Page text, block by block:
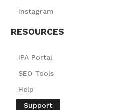
Instagram
RESOURCES
IPA Portal
SEO Tools
Help
Support